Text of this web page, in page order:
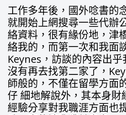
工作多年後，國外唸書的
就開始上網搜尋一些代辦
絡資料，很有緣份地，津
絡我的，而第一次和我面
Keynes，訪談的內容出
沒有再去找第二家了，
師般的，不僅在留學方面
仔 細地解說外，其本身財
經驗分享對我職涯方面也